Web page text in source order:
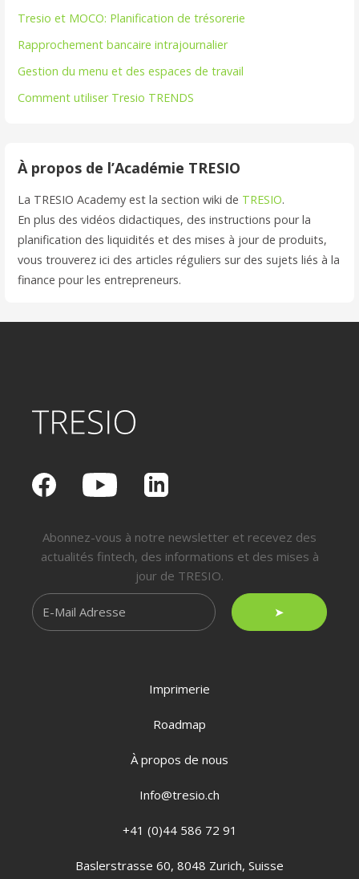
Tresio et MOCO: Planification de trésorerie
Rapprochement bancaire intrajournalier
Gestion du menu et des espaces de travail
Comment utiliser Tresio TRENDS
À propos de l’Académie TRESIO
La TRESIO Academy est la section wiki de TRESIO.
En plus des vidéos didactiques, des instructions pour la
planification des liquidités et des mises à jour de produits,
vous trouverez ici des articles réguliers sur des sujets liés à la
finance pour les entrepreneurs.
Abonnez-vous à notre newsletter et recevez des
actualités fintech, des informations et des mises à
jour de TRESIO.
➤
Imprimerie
Roadmap
À propos de nous
Info@tresio.ch
+41 (0)44 586 72 91
Baslerstrasse 60, 8048 Zurich, Suisse